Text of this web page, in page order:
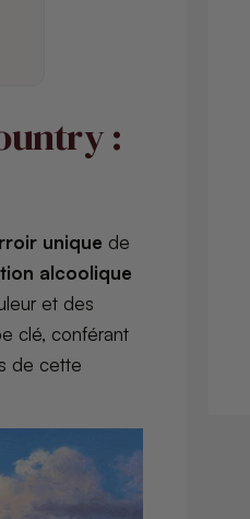
:
unique de
alcoolique
et des
clé, conférant
de cette